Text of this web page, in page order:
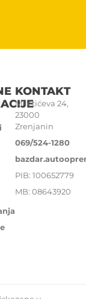
KONTAKT
Miletićeva 24,
23000
Zrenjanin
069/524-1280
PIB: 100652779
MB: 08643920